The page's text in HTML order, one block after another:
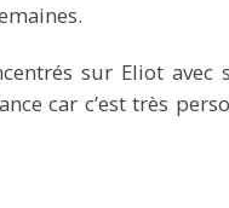
sur Eliot avec
car c’est très